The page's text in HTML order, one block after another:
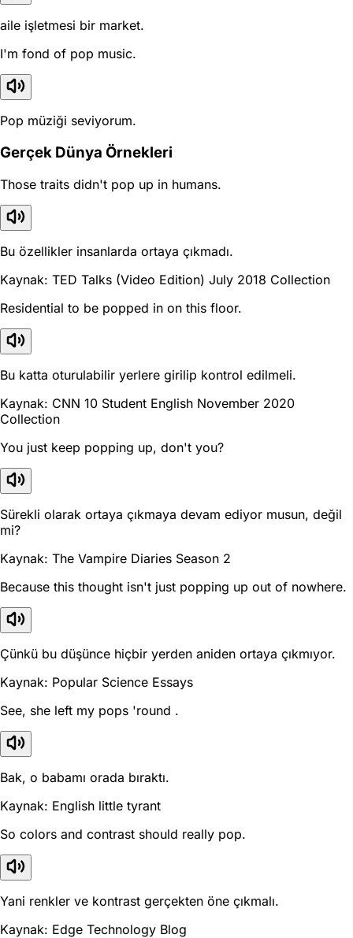
aile işletmesi bir market.
I'm fond of pop music.
Pop müziği seviyorum.
Gerçek Dünya Örnekleri
Those traits didn't pop up in humans.
Bu özellikler insanlarda ortaya çıkmadı.
Kaynak: TED Talks (Video Edition) July 2018 Collection
Residential to be popped in on this floor.
Bu katta oturulabilir yerlere girilip kontrol edilmeli.
Kaynak: CNN 10 Student English November 2020
Collection
You just keep popping up, don't you?
Sürekli olarak ortaya çıkmaya devam ediyor musun, değil
mi?
Kaynak: The Vampire Diaries Season 2
Because this thought isn't just popping up out of nowhere.
Çünkü bu düşünce hiçbir yerden aniden ortaya çıkmıyor.
Kaynak: Popular Science Essays
See, she left my pops 'round .
Bak, o babamı orada bıraktı.
Kaynak: English little tyrant
So colors and contrast should really pop.
Yani renkler ve kontrast gerçekten öne çıkmalı.
Kaynak: Edge Technology Blog